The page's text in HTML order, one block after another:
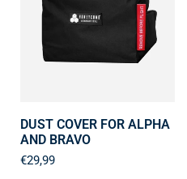
DUST COVER FOR ALPHA
AND BRAVO
€29,99